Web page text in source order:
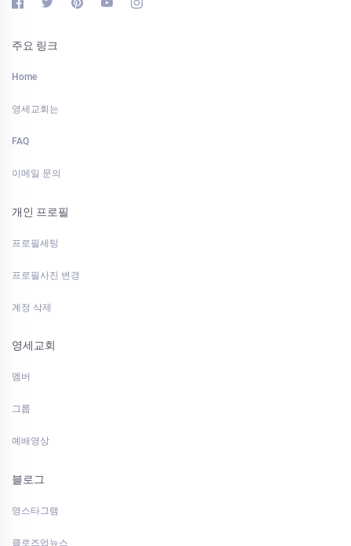
주요 링크
Home
영세교회는
FAQ
이메일 문의
개인 프로필
프로필세팅
프로필사진 변경
계정 삭제
영세교회
멤버
그룹
예배영상
블로그
영스타그램
클로즈업뉴스